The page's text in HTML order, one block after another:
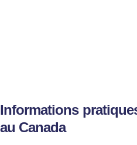
Informations
au Canada